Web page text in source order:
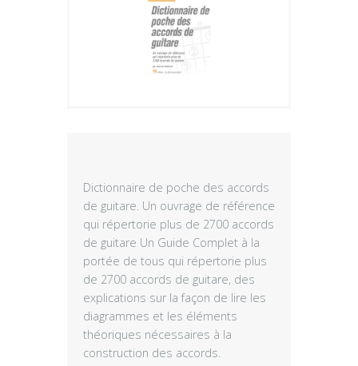
Dictionnaire de poche des accords
de guitare. Un ouvrage de référence
qui répertorie plus de 2700 accords
de guitare Un Guide Complet à la
portée de tous qui répertorie plus
de 2700 accords de guitare, des
explications sur la façon de lire les
diagrammes et les éléments
théoriques nécessaires à la
construction des accords.